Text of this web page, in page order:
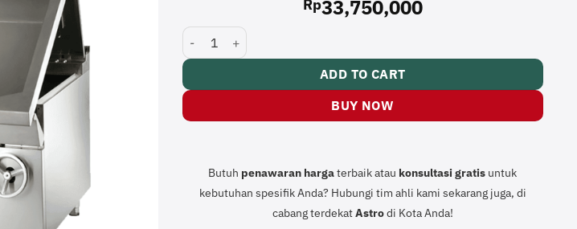
Rp33,750,000
Electric Tilting Pan ZH900-TS | 80 Liter quantity
ADD TO CART
BUY NOW
Butuh penawaran hargaterbaik atau konsultasigratis untuk
kebutuhan spesifik Anda? Hubungi tim ahli kami sekarang juga, di
cabang terdekatAstrodi Kota Anda!